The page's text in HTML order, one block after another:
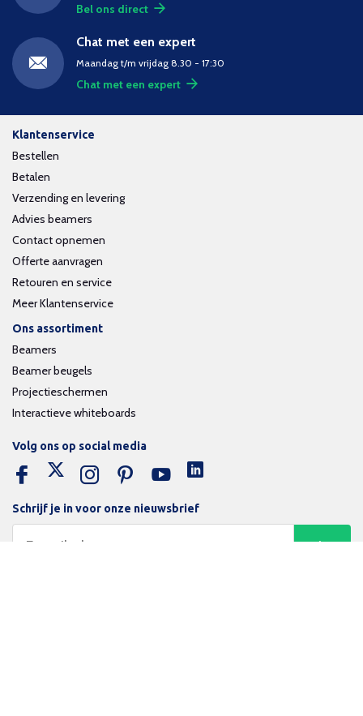
Bel ons direct
Chat met een expert
Maandag t/m vrijdag 8.30 - 17:30
Chat met een expert
Klantenservice
Bestellen
Betalen
Verzending en levering
Advies beamers
Contact opnemen
Offerte aanvragen
Retouren en service
Meer Klantenservice
Ons assortiment
Beamers
Beamer beugels
Projectieschermen
Interactieve whiteboards
Schrijf je in voor onze nieuwsbrief
Volg ons op social media